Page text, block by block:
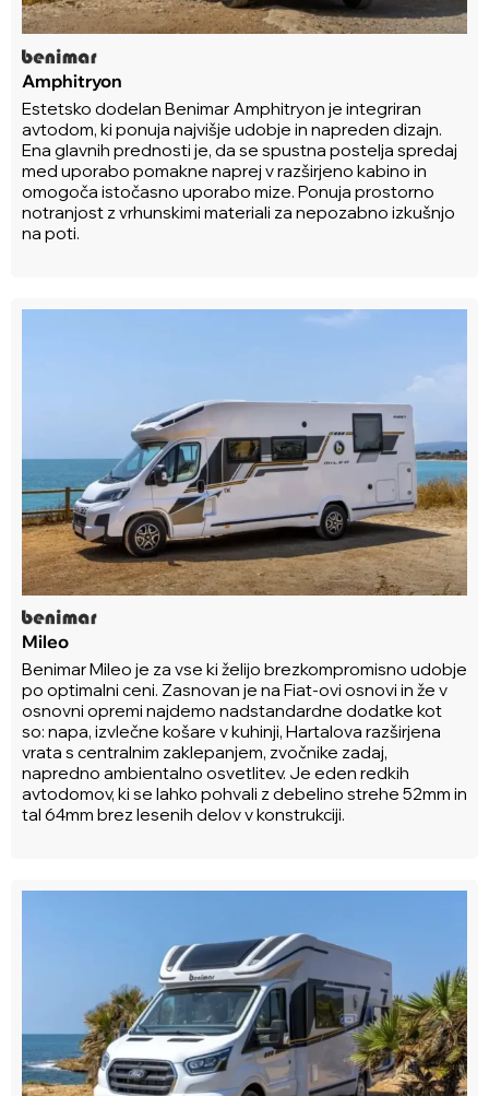
Amphitryon
Estetsko dodelan Benimar Amphitryon je integriran
avtodom, ki ponuja najvišje udobje in napreden dizajn.
Ena glavnih prednosti je, da se spustna postelja spredaj
med uporabo pomakne naprej v razširjeno kabino in
omogoča istočasno uporabo mize. Ponuja prostorno
notranjost z vrhunskimi materiali za nepozabno izkušnjo
na poti.
Mileo
Benimar Mileo je za vse ki želijo brezkompromisno udobje
po optimalni ceni. Zasnovan je na Fiat-ovi osnovi in že v
osnovni opremi najdemo nadstandardne dodatke kot
so: napa, izvlečne košare v kuhinji, Hartalova razširjena
vrata s centralnim zaklepanjem, zvočnike zadaj,
napredno ambientalno osvetlitev. Je eden redkih
avtodomov, ki se lahko pohvali z debelino strehe 52mm in
tal 64mm brez lesenih delov v konstrukciji.